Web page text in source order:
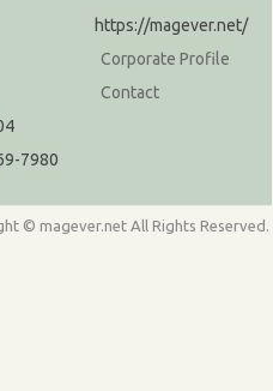
7980
https://magever.net/
Corporate Profile
Contact
© magever.net All Rights Reserved.